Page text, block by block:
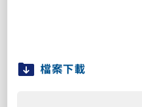
檔案下載